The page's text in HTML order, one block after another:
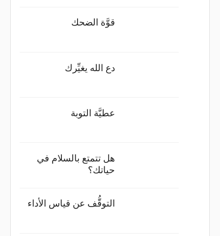
قوَّة الضحك
دع الله يغيِّرك
عطيَّة التوبة
هل تتمتع بالسلام في
حياتك؟
التوقُّف عن قياس الأداء